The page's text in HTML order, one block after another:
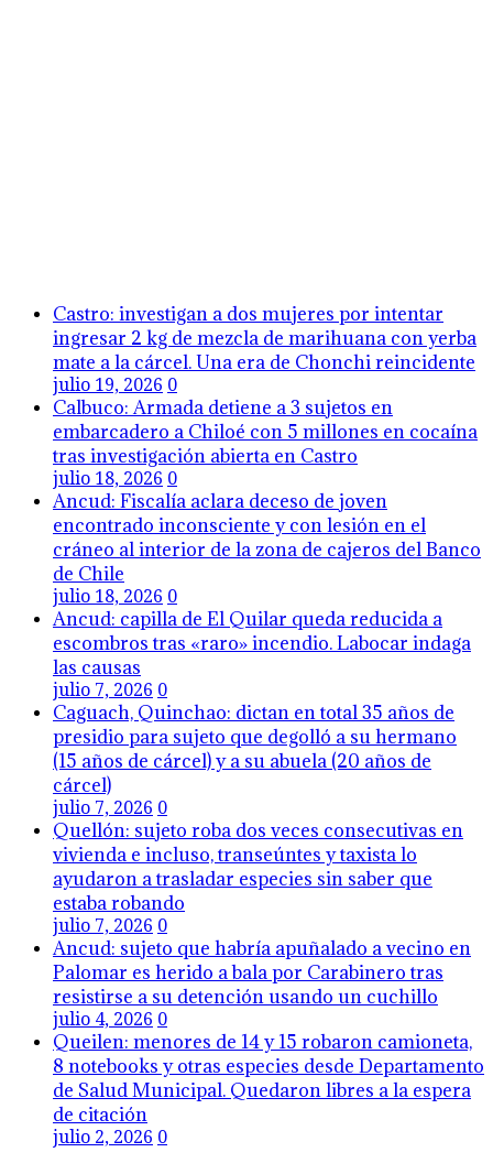
Castro: investigan a dos mujeres por intentar
ingresar 2 kg de mezcla de marihuana con yerba
mate a la cárcel. Una era de Chonchi reincidente
julio 19, 2026 0
Calbuco: Armada detiene a 3 sujetos en
embarcadero a Chiloé con 5 millones en cocaína
tras investigación abierta en Castro
julio 18, 2026 0
Ancud: Fiscalía aclara deceso de joven
encontrado inconsciente y con lesión en el
cráneo al interior de la zona de cajeros del Banco
de Chile
julio 18, 2026 0
Ancud: capilla de El Quilar queda reducida a
escombros tras «raro» incendio. Labocar indaga
las causas
julio 7, 2026 0
Caguach, Quinchao: dictan en total 35 años de
presidio para sujeto que degolló a su hermano
(15 años de cárcel) y a su abuela (20 años de
cárcel)
julio 7, 2026 0
Quellón: sujeto roba dos veces consecutivas en
vivienda e incluso, transeúntes y taxista lo
ayudaron a trasladar especies sin saber que
estaba robando
julio 7, 2026 0
Ancud: sujeto que habría apuñalado a vecino en
Palomar es herido a bala por Carabinero tras
resistirse a su detención usando un cuchillo
julio 4, 2026 0
Queilen: menores de 14 y 15 robaron camioneta,
8 notebooks y otras especies desde Departamento
de Salud Municipal. Quedaron libres a la espera
de citación
julio 2, 2026 0